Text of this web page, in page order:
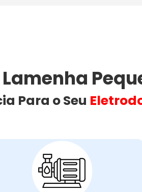
Para o Seu
na Máquina
de Lavar:
de água na máquina
ser causado por diversas